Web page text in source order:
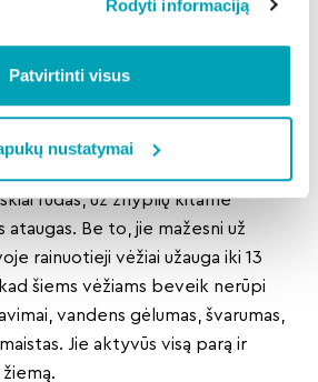
Rodyti informaciją
Patvirtinti visus
nustatymai
apačia raudona, pats kiautas
gali gyventi dideliame gylyje,
ar dumble.
rudas, už žnyplių kitame
ataugas. Be to, jie mažesni už
rainuotieji vėžiai užauga iki 13
šiems vėžiams beveik nerūpi
vandens gėlumas, švarumas,
Jie aktyvūs visą parą ir